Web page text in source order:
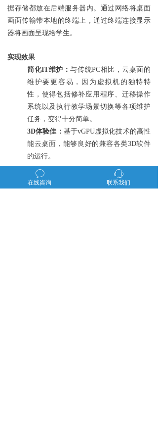
据存储都放在后端服务器内。通过网络将桌面
画面传输带本地的终端上，通过终端连接显示
器将画面呈现给学生。
实现效果
简化IT维护：与传统PC相比，云桌面的
维护要更容易，因为虚拟机的独特特
性，使得包括修补应用程序、迁移操作
系统以及执行教学场景切换等各项维护
任务，变得十分简单。
3D体验佳： 基于vGPU虚拟化技术的高性
能云桌面，能够良好的兼容各类3D软件
的运行。
ꂖ
在线咨询
ꁱ
联系我们